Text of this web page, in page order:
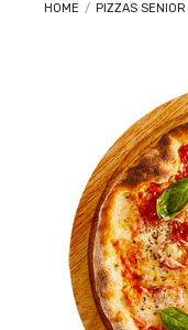
HOME / PIZZAS SENIOR